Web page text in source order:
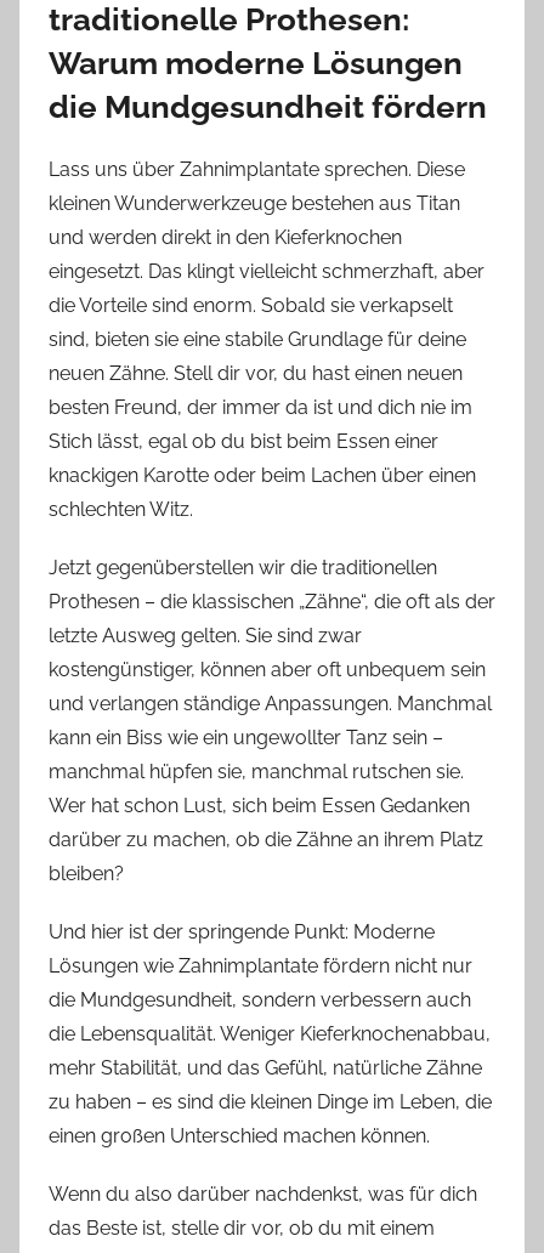
traditionelle Prothesen:
Warum moderne Lösungen
die Mundgesundheit fördern
Lass uns über Zahnimplantate sprechen. Diese
kleinen Wunderwerkzeuge bestehen aus Titan
und werden direkt in den Kieferknochen
eingesetzt. Das klingt vielleicht schmerzhaft, aber
die Vorteile sind enorm. Sobald sie verkapselt
sind, bieten sie eine stabile Grundlage für deine
neuen Zähne. Stell dir vor, du hast einen neuen
besten Freund, der immer da ist und dich nie im
Stich lässt, egal ob du bist beim Essen einer
knackigen Karotte oder beim Lachen über einen
schlechten Witz.
Jetzt gegenüberstellen wir die traditionellen
Prothesen – die klassischen „Zähne“, die oft als der
letzte Ausweg gelten. Sie sind zwar
kostengünstiger, können aber oft unbequem sein
und verlangen ständige Anpassungen. Manchmal
kann ein Biss wie ein ungewollter Tanz sein –
manchmal hüpfen sie, manchmal rutschen sie.
Wer hat schon Lust, sich beim Essen Gedanken
darüber zu machen, ob die Zähne an ihrem Platz
bleiben?
Und hier ist der springende Punkt: Moderne
Lösungen wie Zahnimplantate fördern nicht nur
die Mundgesundheit, sondern verbessern auch
die Lebensqualität. Weniger Kieferknochenabbau,
mehr Stabilität, und das Gefühl, natürliche Zähne
zu haben – es sind die kleinen Dinge im Leben, die
einen großen Unterschied machen können.
Wenn du also darüber nachdenkst, was für dich
das Beste ist, stelle dir vor, ob du mit einem